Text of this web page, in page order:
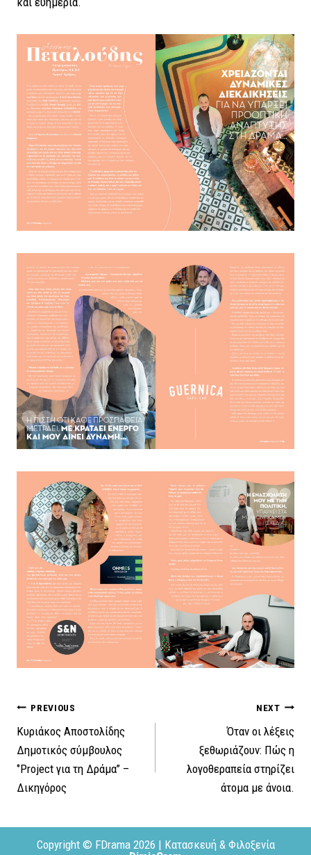
Πλοήγηση
άρθρων
PREVIOUS
Κυριάκος Αποστολίδης
Δημοτικός σύμβουλος
‘’Project για τη Δράμα’’ –
Δικηγόρος
NEXT
Όταν οι λέξεις
ξεθωριάζουν: Πώς η
λογοθεραπεία στηρίζει
άτομα με άνοια.
Copyright © FDrama 2026 | Κατασκευή & Φιλοξενία